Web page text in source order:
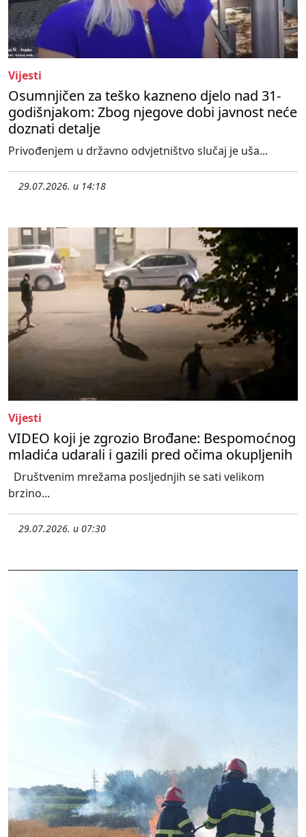
Vijesti
Osumnjičen za teško kazneno djelo nad 31-
godišnjakom: Zbog njegove dobi javnost neće
doznati detalje
Privođenjem u državno odvjetništvo slučaj je uša...
29.07.2026. u 14:18
Vijesti
VIDEO koji je zgrozio Brođane: Bespomoćnog
mladića udarali i gazili pred očima okupljenih
Društvenim mrežama posljednjih se sati velikom
brzino...
29.07.2026. u 07:30